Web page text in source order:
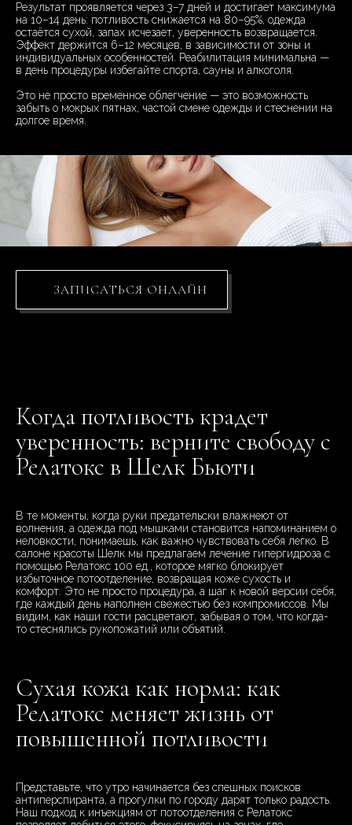
Результат проявляется через 3–7 дней и достигает максимума
на 10–14 день: потливость снижается на 80–95%, одежда
остаётся сухой, запах исчезает, уверенность возвращается.
Эффект держится 6–12 месяцев, в зависимости от зоны и
индивидуальных особенностей. Реабилитация минимальна —
в день процедуры избегайте спорта, сауны и алкоголя.
Это не просто временное облегчение — это возможность
забыть о мокрых пятнах, частой смене одежды и стеснении на
долгое время.
ЗАПИСАТЬСЯ ОНЛАЙН
Когда потливость крадет
уверенность: верните свободу с
Релатокс в Шелк Бьюти
В те моменты, когда руки предательски влажнеют от
волнения, а одежда под мышками становится напоминанием о
неловкости, понимаешь, как важно чувствовать себя легко. В
салоне красоты Шелк мы предлагаем лечение гипергидроза с
помощью Релатокс 100 ед., которое мягко блокирует
избыточное потоотделение, возвращая коже сухость и
комфорт. Это не просто процедура, а шаг к новой версии себя,
где каждый день наполнен свежестью без компромиссов. Мы
видим, как наши гости расцветают, забывая о том, что когда-
то стеснялись рукопожатий или объятий.
Сухая кожа как норма: как
Релатокс меняет жизнь от
повышенной потливости
Представьте, что утро начинается без спешных поисков
антиперспиранта, а прогулки по городу дарят только радость.
Наш подход к инъекциям от потоотделения с Релатокс